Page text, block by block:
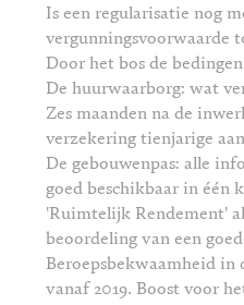
Is een regularisatie nog
vergunningsvoorwaarde
Door het bos de
De huurwaarborg: wat
Zes maanden na de
verzekering tienjarige
De gebouwenpas: alle
goed beschikbaar in één
'Ruimtelijk Rendement'
beoordeling van een
Beroepsbekwaamheid in
vanaf 2019. Boost voor